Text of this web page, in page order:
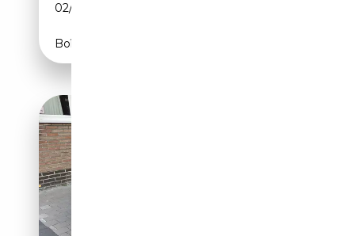
02/2023
Boîte automatique